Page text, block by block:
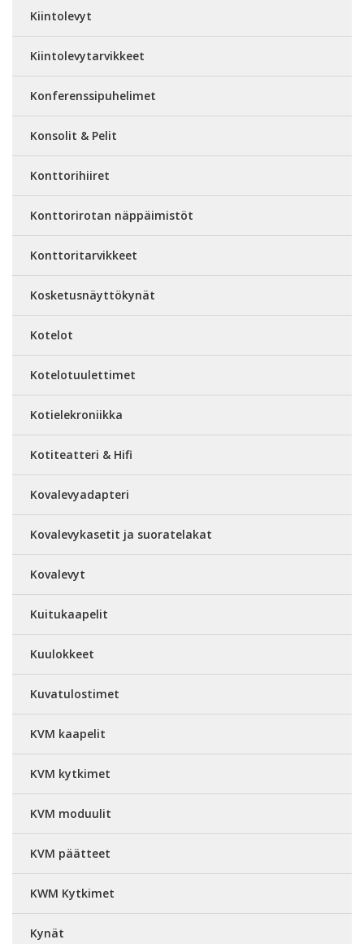
Kiintolevyt
Kiintolevytarvikkeet
Konferenssipuhelimet
Konsolit & Pelit
Konttorihiiret
Konttorirotan näppäimistöt
Konttoritarvikkeet
Kosketusnäyttökynät
Kotelot
Kotelotuulettimet
Kotielekroniikka
Kotiteatteri & Hifi
Kovalevyadapteri
Kovalevykasetit ja suoratelakat
Kovalevyt
Kuitukaapelit
Kuulokkeet
Kuvatulostimet
KVM kaapelit
KVM kytkimet
KVM moduulit
KVM päätteet
KWM Kytkimet
Kynät